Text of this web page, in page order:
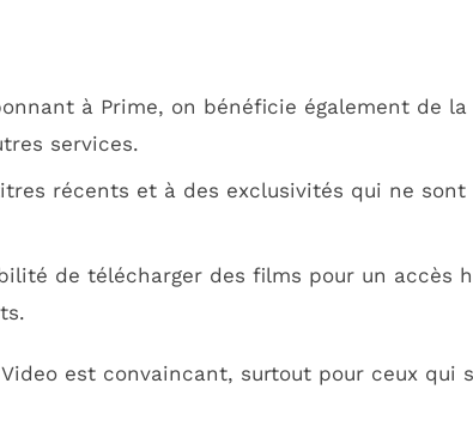
à Prime, on bénéficie également de la
services.
récents et à des exclusivités qui ne sont
de télécharger des films pour un accès
est convaincant, surtout pour ceux qui